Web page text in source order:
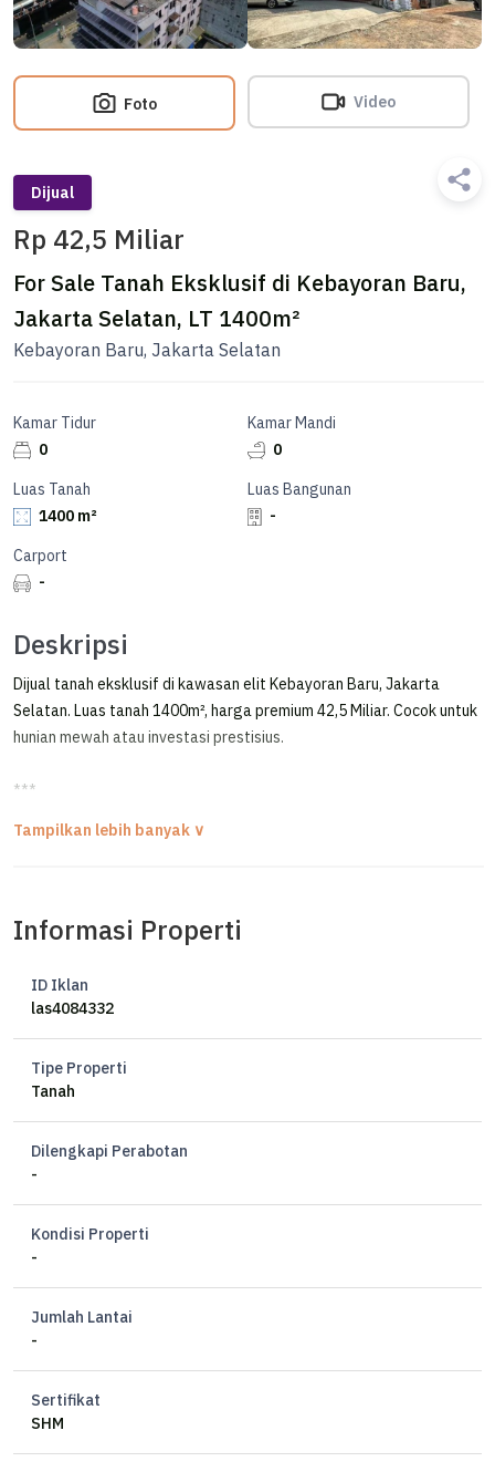
Foto Video
Dijual
Rp 42,5 Miliar
For Sale Tanah Eksklusif di Kebayoran Baru,
Jakarta Selatan, LT 1400m²
Kebayoran Baru, Jakarta Selatan
Kamar Tidur
0
Kamar Mandi
0
Luas Tanah
1400 m²
Luas Bangunan
-
Carport
-
Deskripsi
Dijual tanah eksklusif di kawasan elit Kebayoran Baru, Jakarta
Selatan. Luas tanah 1400m², harga premium 42,5 Miliar. Cocok untuk
hunian mewah atau investasi prestisius.
***
Selatan
JAKARTA SELATAN
DEKAT PAKUBUWONO & GANDARIA CITY
Luas Bangunan 2,000 m2 (total 5 Ruko)
Hadap Selatan
Harga Rp 42,5 M Nego
Informasi Properti
ID Iklan
las4084332
Tipe Properti
Tanah
Dilengkapi Perabotan
-
Kondisi Properti
-
Jumlah Lantai
-
Sertifikat
SHM